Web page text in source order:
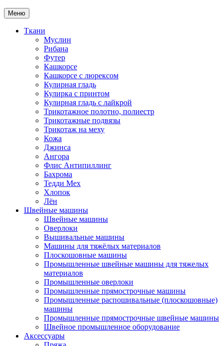
Меню
Ткани
Муслин
Рибана
Футер
Кашкорсе
Кашкорсе с люрексом
Кулирная гладь
Кулирка с принтом
Кулирная гладь с лайкрой
Трикотажное полотно, полиестр
Трикотажные подвязы
Трикотаж на меху
Кожа
Джинса
Ангора
Флис Антипиллинг
Бахрома
Тедди Мех
Хлопок
Лён
Швейные машины
Швейные машины
Оверлоки
Вышивальные машины
Машины для тяжёлых материалов
Плоскошовные машины
Промышленные швейные машины для тяжелых
материалов
Промышленные оверлоки
Промышленные прямострочные машины
Промышленные распошивальные (плоскошовные)
машины
Промышленные прямострочные швейные машины
Швейное промышленное оборудование
Аксессуары